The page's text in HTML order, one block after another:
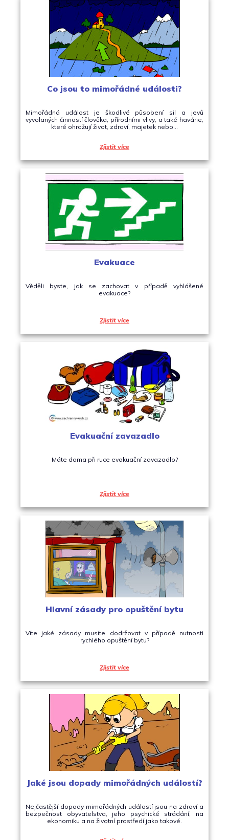
Co jsou to mimořádné události?
Mimořádná událost je škodlivé působení sil a jevů
vyvolaných činností člověka, přírodními vlivy, a také havárie,
které ohrožují život, zdraví, majetek nebo…
Zjistit více
Evakuace
Věděli byste, jak se zachovat v případě vyhlášené
evakuace?
Zjistit více
Evakuační zavazadlo
Máte doma při ruce evakuační zavazadlo?
Zjistit více
Hlavní zásady pro opuštění bytu
Víte jaké zásady musíte dodržovat v případě nutnosti
rychlého opuštění bytu?
Zjistit více
Jaké jsou dopady mimořádných událostí?
Nejčastější dopady mimořádných událostí jsou na zdraví a
bezpečnost obyvatelstva, jeho psychické strádání, na
ekonomiku a na životní prostředí jako takové.